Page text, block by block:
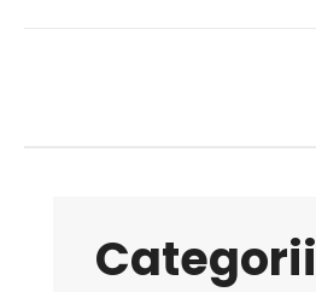
Categorii